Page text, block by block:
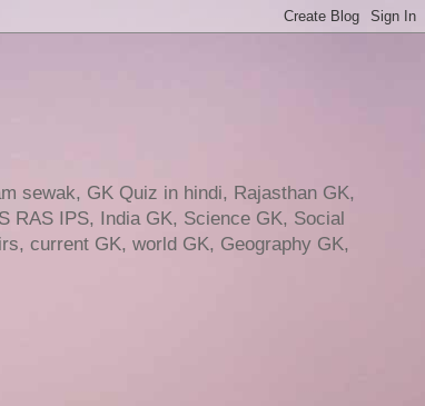
sewak, GK Quiz in hindi, Rajasthan GK,
RAS IPS, India GK, Science GK, Social
current GK, world GK, Geography GK,